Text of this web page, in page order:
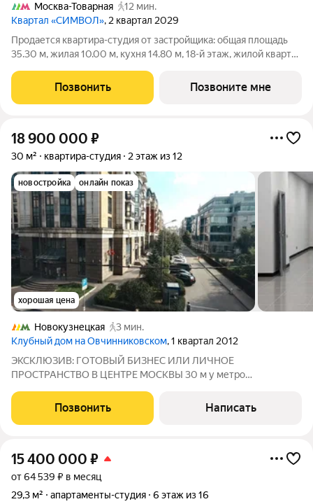
Москва-Товарная
12 мин.
Квартал «СИМВОЛ», 2 квартал 2029
Продается квартира-студия от застройщика: общая площадь
35.30 м, жилая 10.00 м, кухня 14.80 м, 18-й этаж, жилой квартал
года. Позвоните сейчас и забронируйте квартиру! Квартал
бизнес-класса
Позвонить Позвоните мне
18 900 000 ₽
30 м² квартира-студия 2 этаж из 12
новостройка онлайн показ
хорошая цена
Новокузнецкая
3 мин.
Клубный дом на Овчинниковском, 1 квартал 2012
ЭКСКЛЮЗИВ: ГОТОВЫЙ БИЗНЕС ИЛИ ЛИЧНОЕ
ПРОСТРАНСТВО В ЦЕНТРЕ МОСКВЫ 30 м у метро
Замоскворецкая линии пассажиропоток 24/7. Локация с
характером: Третьяковка, набережные, Музеон, ЦДХ и тихие
Позвонить Написать
15 400 000 ₽
от 64 539 ₽ в месяц
29,3 м²
апартаменты-студия 6 этаж из 16